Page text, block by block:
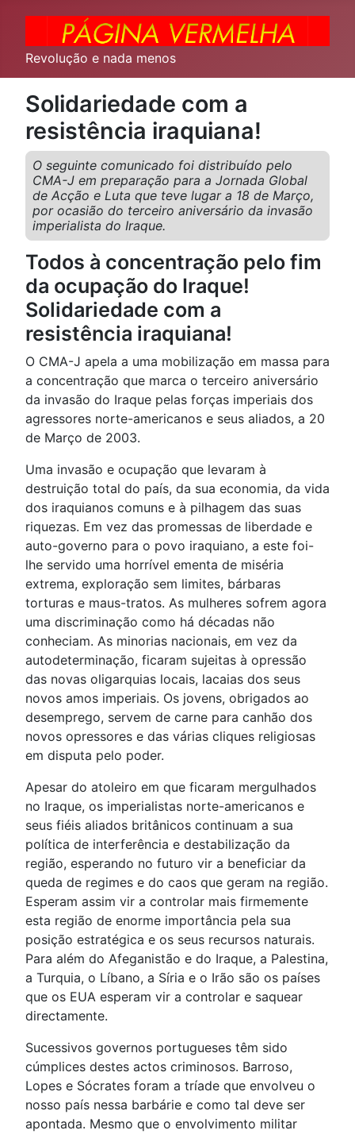
Revolução e nada menos
Solidariedade com a
resistência iraquiana!
O seguinte comunicado foi distribuído pelo
CMA-J em preparação para a Jornada Global
de Acção e Luta que teve lugar a 18 de Março,
por ocasião do terceiro aniversário da invasão
imperialista do Iraque.
Todos à concentração pelo fim
da ocupação do Iraque!
Solidariedade com a
resistência iraquiana!
O CMA-J apela a uma mobilização em massa para
a concentração que marca o terceiro aniversário
da invasão do Iraque pelas forças imperiais dos
agressores norte-americanos e seus aliados, a 20
de Março de 2003.
Uma invasão e ocupação que levaram à
destruição total do país, da sua economia, da vida
dos iraquianos comuns e à pilhagem das suas
riquezas. Em vez das promessas de liberdade e
auto-governo para o povo iraquiano, a este foi-
lhe servido uma horrível ementa de miséria
extrema, exploração sem limites, bárbaras
torturas e maus-tratos. As mulheres sofrem agora
uma discriminação como há décadas não
conheciam. As minorias nacionais, em vez da
autodeterminação, ficaram sujeitas à opressão
das novas oligarquias locais, lacaias dos seus
novos amos imperiais. Os jovens, obrigados ao
desemprego, servem de carne para canhão dos
novos opressores e das várias cliques religiosas
em disputa pelo poder.
Apesar do atoleiro em que ficaram mergulhados
no Iraque, os imperialistas norte-americanos e
seus fiéis aliados britânicos continuam a sua
política de interferência e destabilização da
região, esperando no futuro vir a beneficiar da
queda de regimes e do caos que geram na região.
Esperam assim vir a controlar mais firmemente
esta região de enorme importância pela sua
posição estratégica e os seus recursos naturais.
Para além do Afeganistão e do Iraque, a Palestina,
a Turquia, o Líbano, a Síria e o Irão são os países
que os EUA esperam vir a controlar e saquear
directamente.
Sucessivos governos portugueses têm sido
cúmplices destes actos criminosos. Barroso,
Lopes e Sócrates foram a tríade que envolveu o
nosso país nessa barbárie e como tal deve ser
apontada. Mesmo que o envolvimento militar